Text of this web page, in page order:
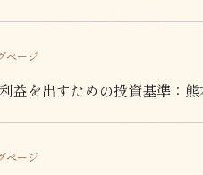
ページ
益を出すための投資基準：
ページ